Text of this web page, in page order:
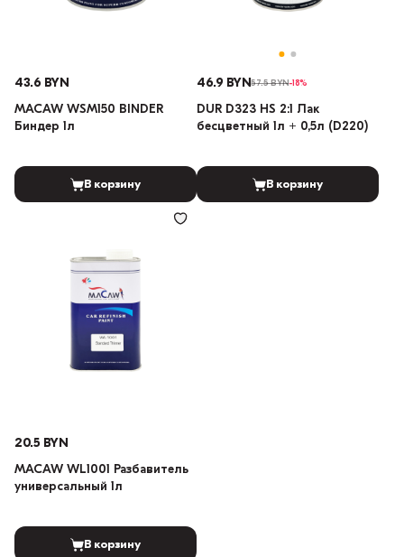
43.6 BYN
MACAW WSM150 BINDER
Биндер 1л
В корзину
46.9 BYN57.5 BYN-18%
DUR D323 HS 2:1 Лак
бесцветный 1л + 0,5л (D220)
В корзину
20.5 BYN
MACAW WL1001 Разбавитель
универсальный 1л
В корзину